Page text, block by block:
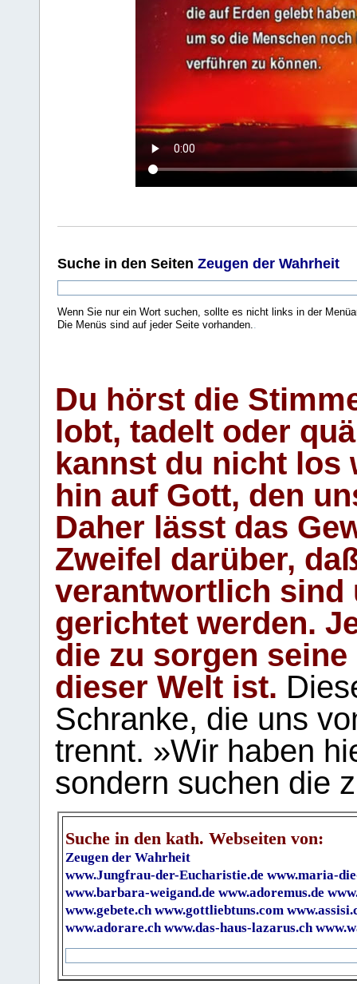
Suche in den Seiten Zeugen der Wahrheit
Wenn Sie nur ein Wort suchen, sollte es nicht links in der
Die Menüs sind auf jeder Seite vorhanden.
Du hörst die
lobt, tadelt oder
kannst du nicht los
hin auf Gott, den
Daher lässt das
Zweifel darüber,
verantwortlich sind
gerichtet werden.
die zu sorgen
dieser Welt ist.
Schranke, die uns
trennt. »Wir haben
sondern suchen die
Suche in den kath. Webseiten von:
Zeugen der Wahrheit
www.Jungfrau-der-Eucharistie.de www.maria-
www.barbara-weigand.de www.adoremus.de
www.gebete.ch www.gottliebtuns.com
www.adorare.ch www.das-haus-lazarus.ch